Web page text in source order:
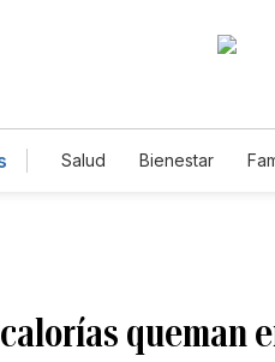
Salud Bienestar
queman